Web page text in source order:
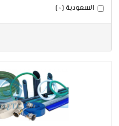
السعودية (0)